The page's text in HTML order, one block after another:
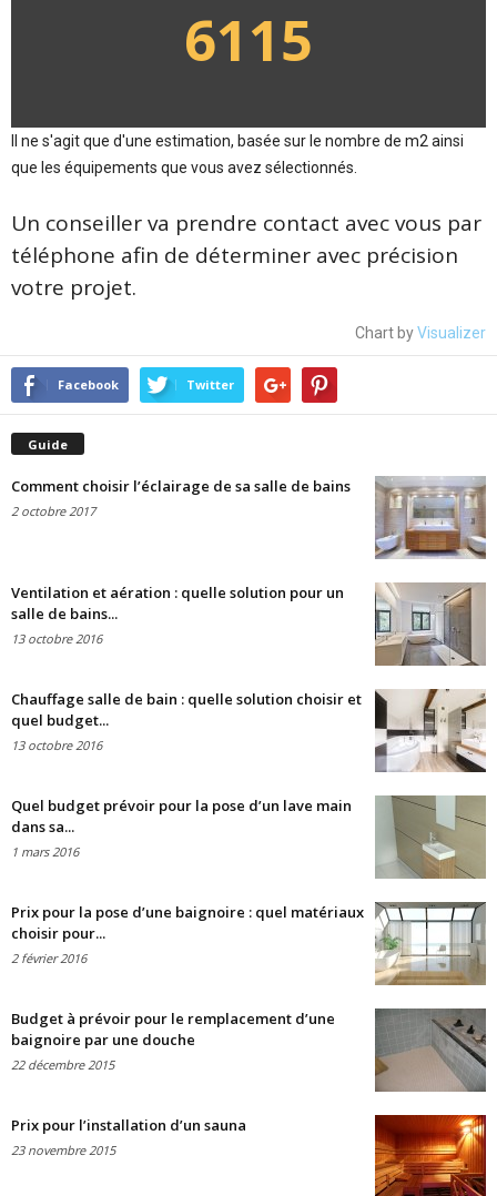
6115
Il ne s'agit que d'une estimation, basée sur le nombre de m2 ainsi
que les équipements que vous avez sélectionnés.
Un conseiller va prendre contact avec vous par
téléphone afin de déterminer avec précision
votre projet.
Chart byVisualizer
Facebook Twitter
Guide
Comment choisir l’éclairage de sa salle de bains
2 octobre 2017
Ventilation et aération : quelle solution pour un
salle de bains...
13 octobre 2016
Chauffage salle de bain : quelle solution choisir et
quel budget...
13 octobre 2016
Quel budget prévoir pour la pose d’un lave main
dans sa...
1 mars 2016
Prix pour la pose d’une baignoire : quel matériaux
choisir pour...
2 février 2016
Budget à prévoir pour le remplacement d’une
baignoire par une douche
22 décembre 2015
Prix pour l’installation d’un sauna
23 novembre 2015